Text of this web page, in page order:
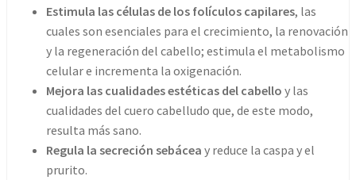
Estimula las células de los folículos capilares, las
cuales son esenciales para el crecimiento, la renovación
y la regeneración del cabello; estimula el metabolismo
celular e incrementa la oxigenación.
Mejora las cualidades estéticas del cabello y las
cualidades del cuero cabelludo que, de este modo,
resulta más sano.
Regula la secreción sebácea y reduce la caspa y el
prurito.